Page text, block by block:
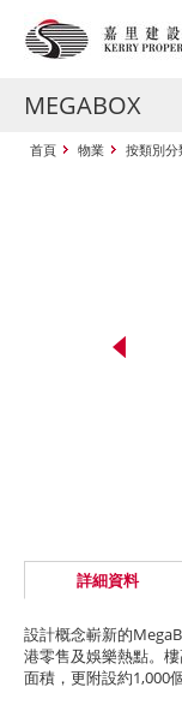
MEGABOX
首頁 物業 按類別分
詳細資料
設計概念嶄新的
港零售及娛樂熱點。
面積，更附設約1,000